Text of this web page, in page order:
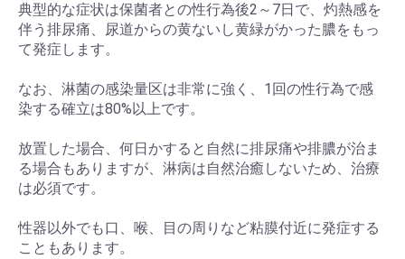
お買い物を続ける カートへ進む
典型的な症状は保菌者との性行為後2～7日で、灼熱感を
伴う排尿痛、尿道からの黄ないし黄緑がかった膿をもっ
て発症します。
なお、淋菌の感染量区は非常に強く、1回の性行為で感
染する確立は80%以上です。
放置した場合、何日かすると自然に排尿痛や排膿が治ま
る場合もありますが、淋病は自然治癒しないため、治療
は必須です。
性器以外でも口、喉、目の周りなど粘膜付近に発症する
こともあります。